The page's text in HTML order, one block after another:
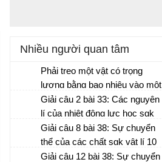
Nhiều người quan tâm
Phải treo một vật có trọng
lượng bằng bao nhiêu vào một
lò xo có độ cứng k = 100 N/m
để nó dãn 10 cm?
Giải câu 2 bài 33: Các nguyên
lí của nhiệt động lực học sgk
vật lí 10 trang 179
Giải câu 8 bài 38: Sự chuyển
thể của các chất sgk vật lí 10
trang 210
Giải câu 12 bài 38: Sự chuyển